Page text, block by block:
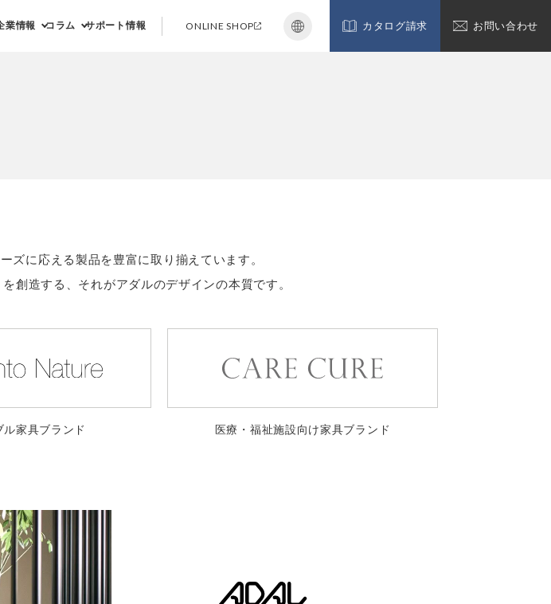
カタログ請求 お問い合わせ
業情報 コラム サポート情報 ONLINE SHOP
ズに応える製品を豊富に取り揃えています。
創造する、それがアダルのデザインの本質です。
ル家具ブランド 医療・福祉施設向け家具ブランド